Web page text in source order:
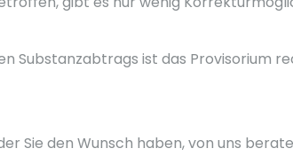
Substanzabtrags ist das Provisorium
Sie den Wunsch haben, von uns